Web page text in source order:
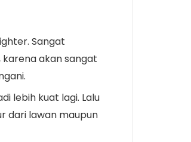
Sangat
akan sangat
lebih kuat lagi. Lalu
dari lawan maupun